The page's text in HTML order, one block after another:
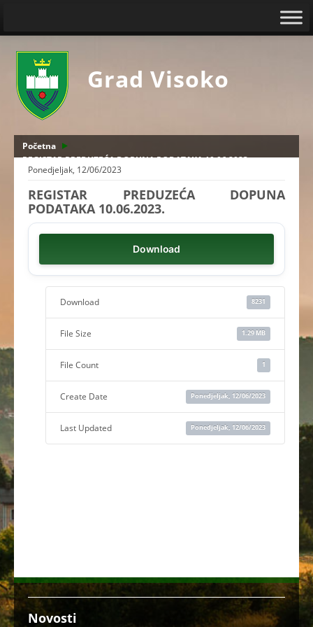
Grad Visoko
Početna
REGISTAR PREDUZEĆA DOPUNA PODATAKA 10.06.2023.
Ponedjeljak, 12/06/2023
REGISTAR PREDUZEĆA DOPUNA
PODATAKA 10.06.2023.
Download
Download 8231
File Size 1.29 MB
File Count 1
Create Date Ponedjeljak, 12/06/2023
Last Updated Ponedjeljak, 12/06/2023
Novosti